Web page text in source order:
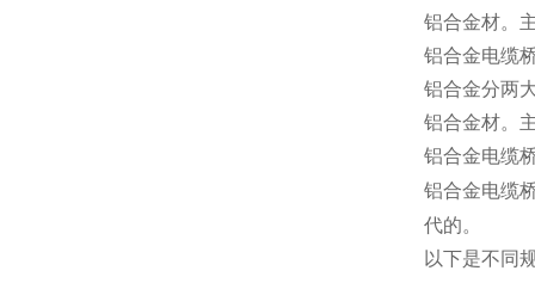
铝合金材。
铝合金电缆
铝合金分两
铝合金材。
铝合金电缆
铝合金电缆
代的。
以下是不同